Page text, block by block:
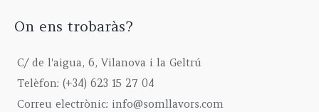
On ens trobaràs?
C/ de l'aigua, 6, Vilanova i la Geltrú
Telèfon: (+34) 623 15 27 04
Correu electrònic: info@somllavors.com